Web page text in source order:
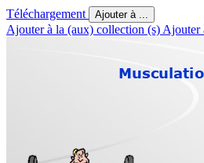
Téléchargement Ajouter à ...
Ajouter à la (aux) collection (s) Ajouter